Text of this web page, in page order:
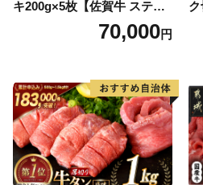
キ200g×5枚【佐賀牛 ステー
キ ブランド肉 ヒレ肉 フィレ
肉 ジューシー ヘルシー】(H0
70,000円